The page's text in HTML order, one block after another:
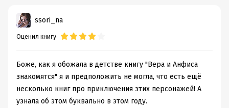
ssori_na
Оценил книгу
Боже, как я обожала в детстве книгу "Вера и Анфиса
знакомятся" я и предположить не могла, что есть ещё
несколько книг про приключения этих персонажей! А
узнала об этом буквально в этом году.